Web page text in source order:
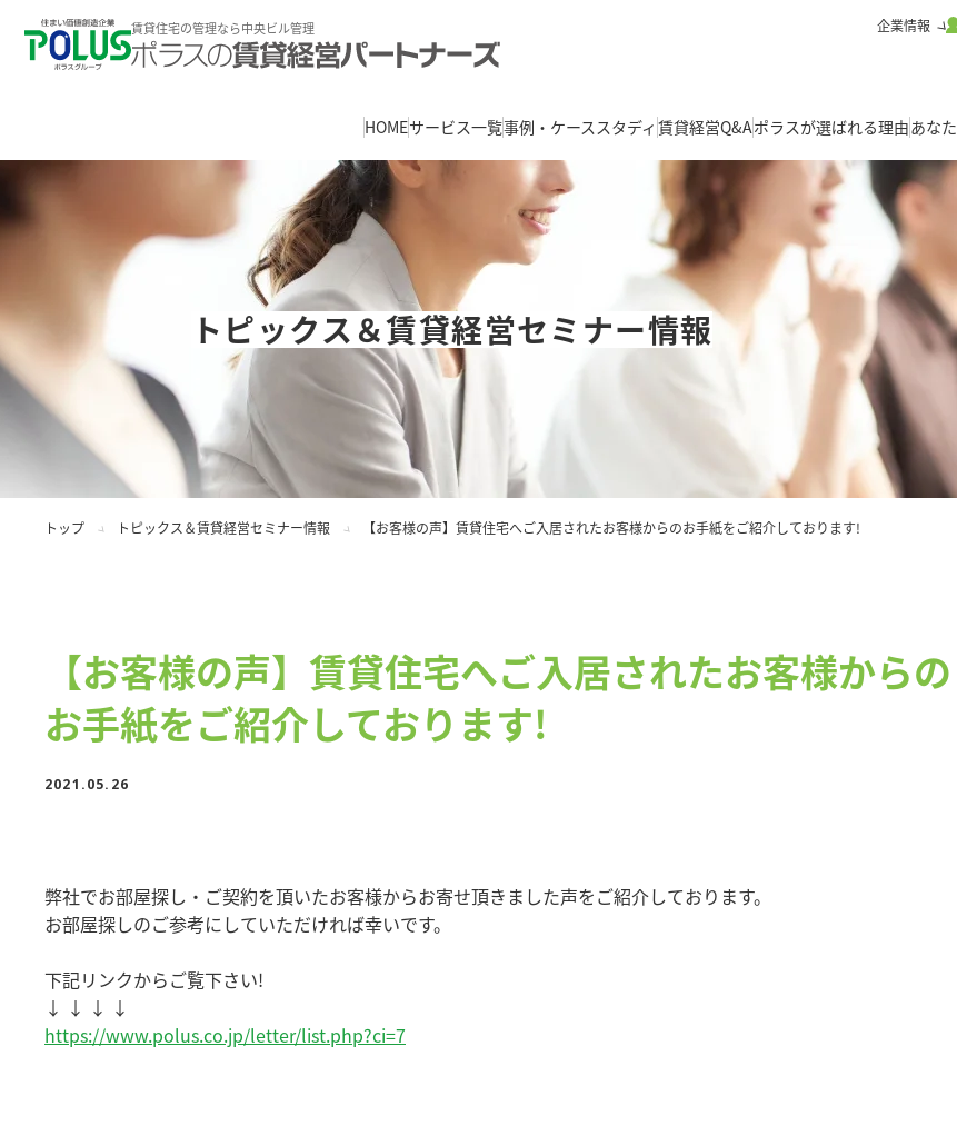
賃貸住宅の管理なら中央ビル管理 企業情報
HOMEサービス一覧事例・ケーススタディ 賃貸経営Q&Aポラスが選ばれる理由あな
トピックス＆賃貸経営セミナー情報
トップ トピックス＆賃貸経営セミナー情報 【お客様の声】賃貸住宅へご入居されたお客様からのお手紙をご紹介しております!
【お客様の声】賃貸住宅へご入居されたお客様からの
お手紙をご紹介しております!
2021.05.26
弊社でお部屋探し・ご契約を頂いたお客様からお寄せ頂きました声をご紹介しております。
お部屋探しのご参考にしていただければ幸いです。
下記リンクからご覧下さい!
↓ ↓ ↓ ↓
https://www.polus.co.jp/letter/list.php?ci=7